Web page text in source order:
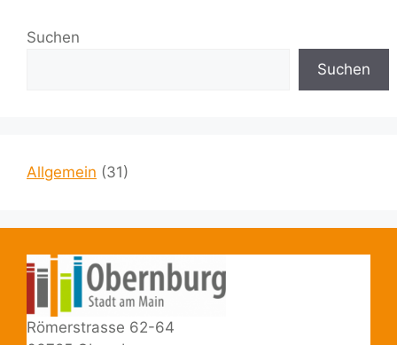
Suchen
Suchen
Allgemein (31)
Römerstrasse 62-64